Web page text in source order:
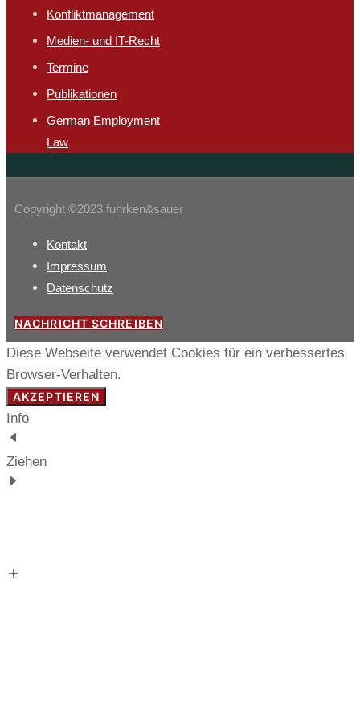
Konfliktmanagement
Medien- und IT-Recht
Termine
Publikationen
German Employment
Law
Copyright ©2023 fuhrken&sauer
Kontakt
Impressum
Datenschutz
NACHRICHT SCHREIBEN
Diese Webseite verwendet Cookies für ein verbessertes
Browser-Verhalten.
AKZEPTIEREN
Info
Ziehen